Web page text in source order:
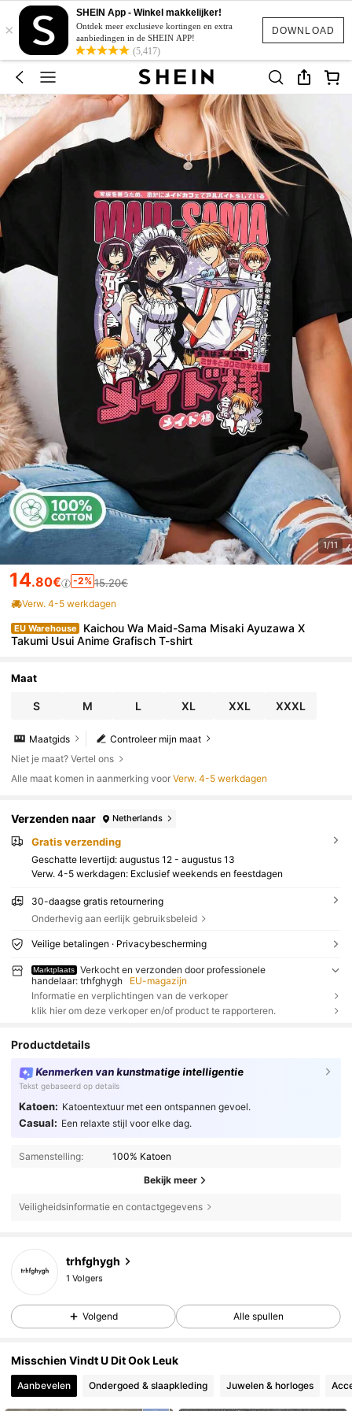
DOWNLOAD
×
SHEIN App - Winkel makkelijker!
Ontdek meer exclusieve kortingen en extra
aanbiedingen in de SHEIN APP!
(5,417)
1/11
14.80€ -2% 15.20€
Verw. 4-5 werkdagen
EU Warehouse
Kaichou Wa Maid-Sama Misaki Ayuzawa X
Takumi Usui Anime Grafisch T-shirt
Maat
S M L XL XXL XXXL
Controleer mijn maat
Maatgids
Niet je maat? Vertel ons
Alle maat komen in aanmerking voorVerw. 4-5 werkdagen
Verzenden naar Netherlands
Gratis verzending
Geschatte levertijd: augustus 12 - augustus 13
Verw. 4-5 werkdagen: Exclusief weekends en feestdagen
30-daagse gratis retournering
Onderhevig aan eerlijk gebruiksbeleid
Veilige betalingen · Privacybescherming
Marktplaats
Verkocht en verzonden door professionele
handelaar: trhfghygh
EU-magazijn
Informatie en verplichtingen van de verkoper
klik hier om deze verkoper en/of product te rapporteren.
Productdetails
Kenmerken van kunstmatige intelligentie
Tekst gebaseerd op details
Katoen: Katoentextuur met een ontspannen gevoel.
Casual: Een relaxte stijl voor elke dag.
Samenstelling: 100% Katoen
Bekijk meer
Veiligheidsinformatie en contactgegevens
trhfghygh
1 Volgers
Volgend Alle spullen
Misschien Vindt U Dit Ook Leuk
Aanbevelen Ondergoed & slaapkleding Juwelen & horloges